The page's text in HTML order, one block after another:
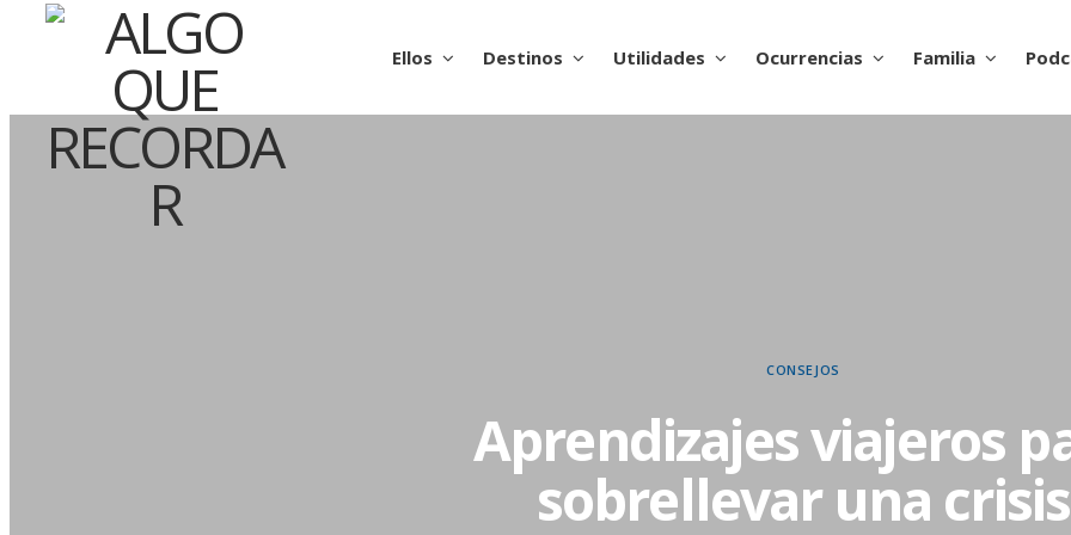
Ellos Destinos Utilidades Ocurrencias Familia
CONSEJOS
Aprendizajes viajeros
sobrellevar una crisis